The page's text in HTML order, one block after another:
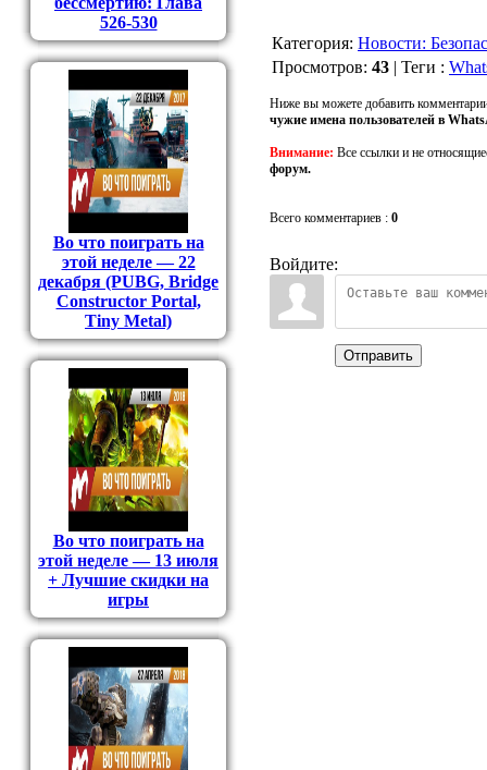
526-530
Во что поиграть на
этой неделе — 22
декабря (PUBG, Bridge
Constructor Portal,
Tiny Metal)
Во что поиграть на
этой неделе — 13 июля
+ Лучшие скидки на
игры
Категория: Новости:
Просмотров: 43 | Теги :
Ниже вы можете добавить
чужие имена пользователей в
Внимание: Все ссылки и не
форум.
Всего комментариев : 0
Войдите:
Отправить